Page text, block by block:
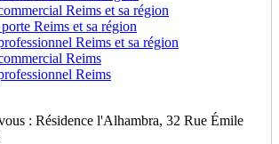
Reims et sa région
Reims et sa région
Reims et sa région
Reims
Reims
: Résidence l'Alhambra, 32 Rue Émile